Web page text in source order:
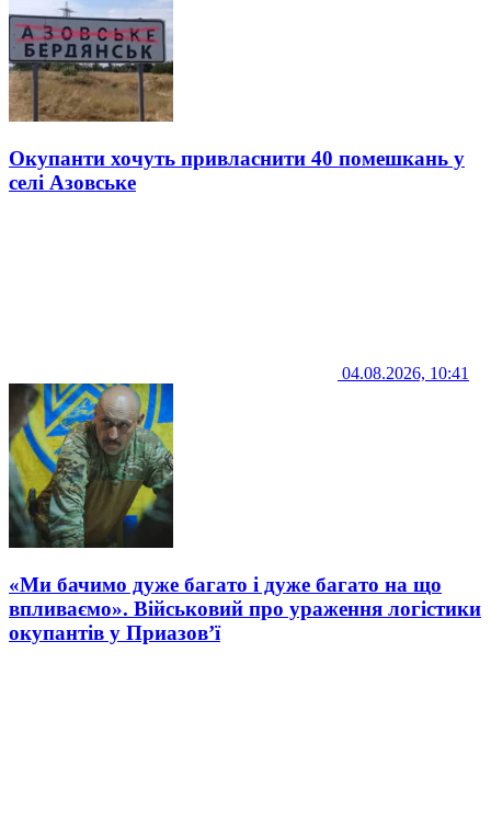
Окупанти хочуть привласнити 40 помешкань у
селі Азовське
04.08.2026, 10:41
«Ми бачимо дуже багато і дуже багато на що
впливаємо». Військовий про ураження логістики
окупантів у Приазов’ї